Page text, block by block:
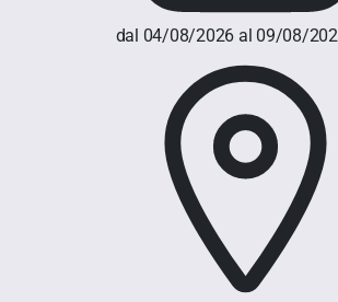
dal 04/08/2026 al 09/08/